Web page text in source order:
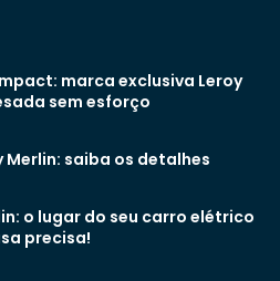
marca exclusiva Leroy
sem esforço
Merlin: saiba os detalhes
o lugar do seu carro elétrico
precisa!